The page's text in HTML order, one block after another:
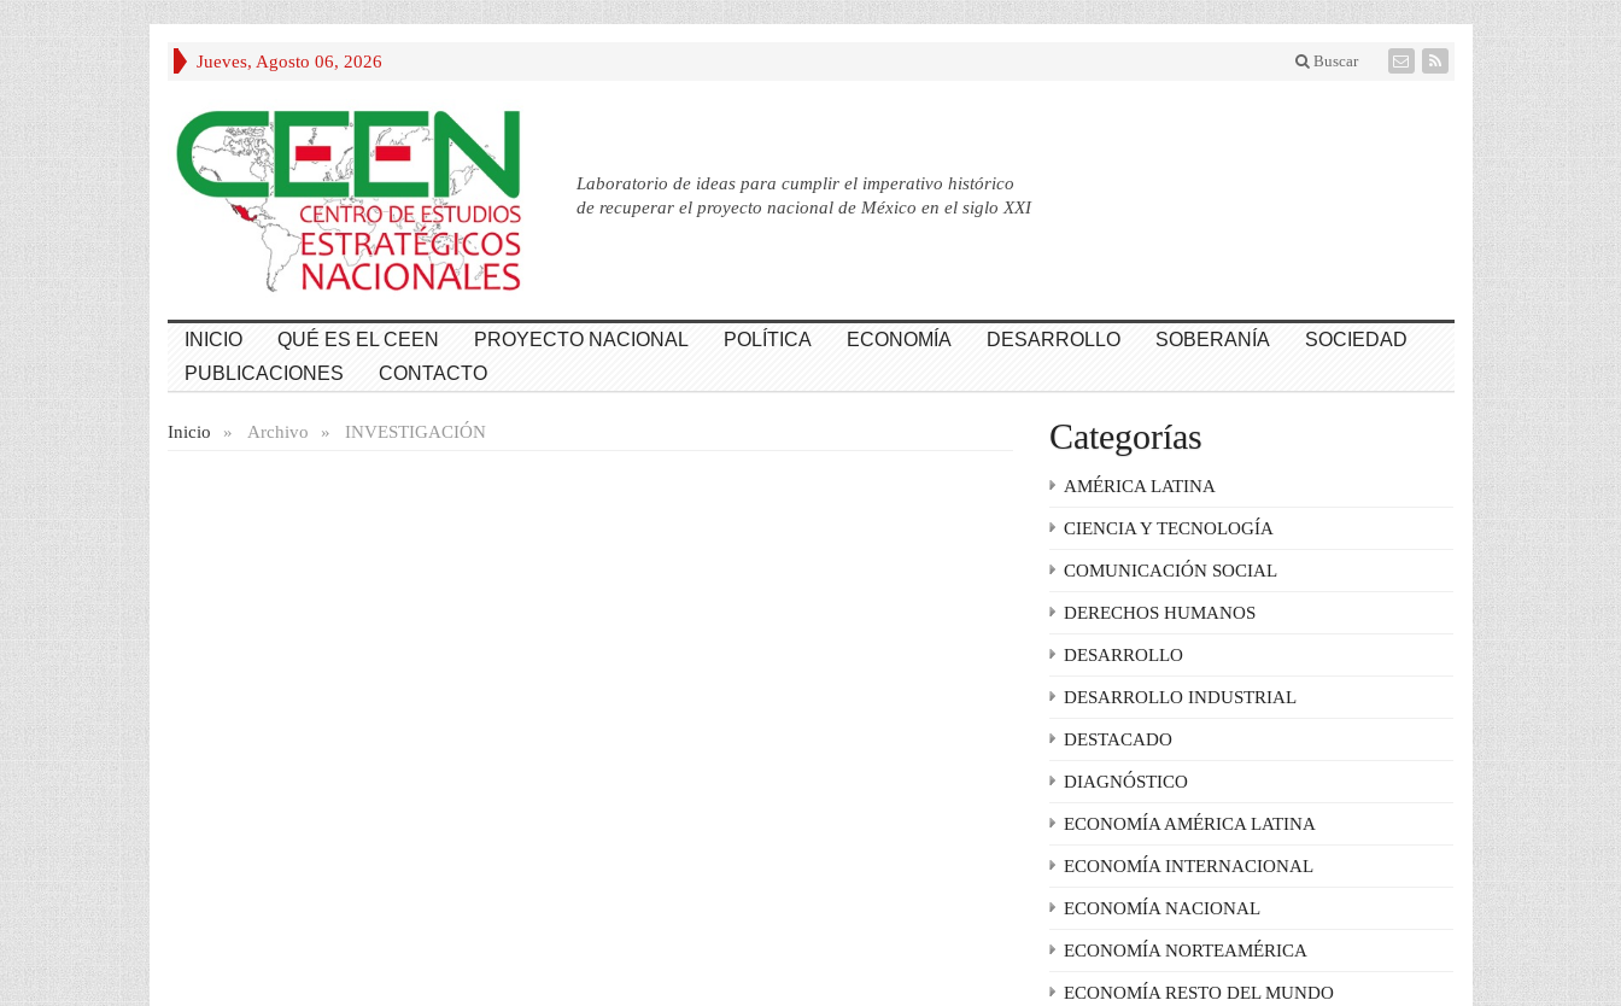
Jueves, Agosto 06, 2026 Buscar
Laboratorio de ideas para cumplir el imperativo histórico
de recuperar el proyecto nacional de México en el siglo XXI
INICIO QUÉ ES EL CEEN PROYECTO NACIONAL POLÍTICA ECONOMÍA DESARROLLO SOBERANÍA
SOCIEDAD
PUBLICACIONES
CONTACTO
Inicio » Archivo » INVESTIGACIÓN Categorías
AMÉRICA LATINA
CIENCIA Y TECNOLOGÍA
COMUNICACIÓN SOCIAL
DERECHOS HUMANOS
DESARROLLO
DESARROLLO INDUSTRIAL
DESTACADO
DIAGNÓSTICO
ECONOMÍA AMÉRICA LATINA
ECONOMÍA INTERNACIONAL
ECONOMÍA NACIONAL
ECONOMÍA NORTEAMÉRICA
ECONOMÍA RESTO DEL MUNDO